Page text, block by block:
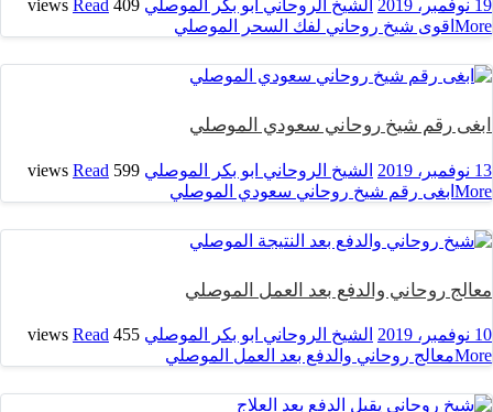
19 نوفمبر، 2019 الشيخ الروحاني ابو بكر الموصلي 409 views
Read
More اقوى شيخ روحاني لفك السحر الموصلي
ابغى رقم شيخ روحاني سعودي الموصلي
13 نوفمبر، 2019 الشيخ الروحاني ابو بكر الموصلي 599 views
Read
More ابغى رقم شيخ روحاني سعودي الموصلي
معالج روحاني والدفع بعد العمل الموصلي
10 نوفمبر، 2019 الشيخ الروحاني ابو بكر الموصلي 455 views
Read
Moreمعالج روحاني والدفع بعد العمل الموصلي